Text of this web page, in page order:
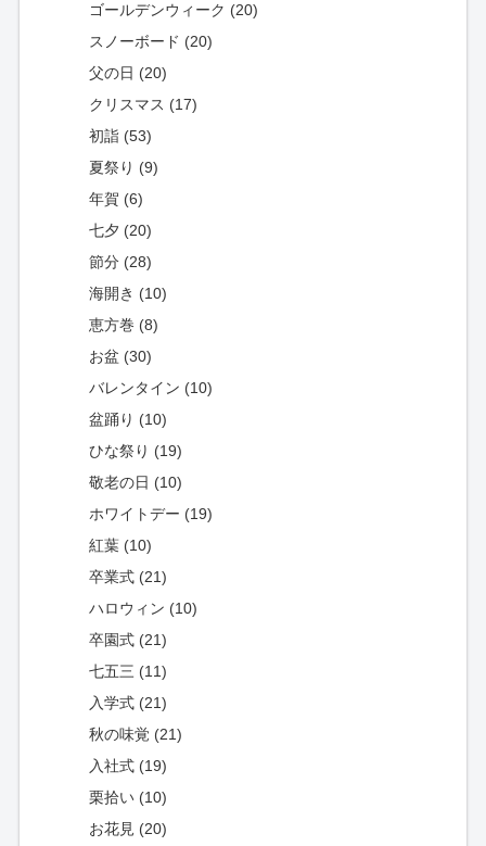
ゴールデンウィーク (20)
スノーボード (20)
父の日 (20)
クリスマス (17)
初詣 (53)
夏祭り (9)
年賀 (6)
七夕 (20)
節分 (28)
海開き (10)
恵方巻 (8)
お盆 (30)
バレンタイン (10)
盆踊り (10)
ひな祭り (19)
敬老の日 (10)
ホワイトデー (19)
紅葉 (10)
卒業式 (21)
ハロウィン (10)
卒園式 (21)
七五三 (11)
入学式 (21)
秋の味覚 (21)
入社式 (19)
栗拾い (10)
お花見 (20)